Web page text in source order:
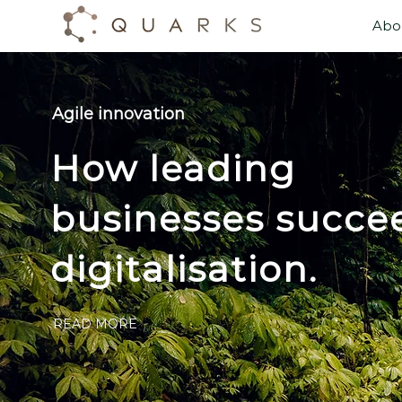
Agile innovation
How leading
businesses
digitalisation.
READ MORE